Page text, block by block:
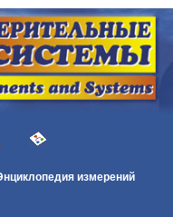
измерений